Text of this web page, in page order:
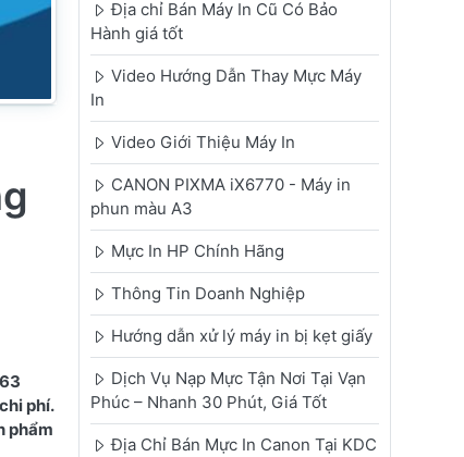
phí.
phẩm
Địa chỉ Bán Máy In Cũ Có Bảo
Hành giá tốt
Video Hướng Dẫn Thay Mực Máy
In
Video Giới Thiệu Máy In
CANON PIXMA iX6770 - Máy in
phun màu A3
Mực In HP Chính Hãng
Thông Tin Doanh Nghiệp
Hướng dẫn xử lý máy in bị kẹt giấy
Dịch Vụ Nạp Mực Tận Nơi Tại Vạn
Phúc – Nhanh 30 Phút, Giá Tốt
Địa Chỉ Bán Mực In Canon Tại KDC